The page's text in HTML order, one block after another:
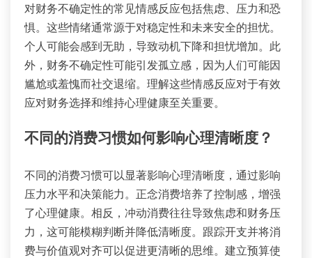
对财务不确定性的常见情感反应包括焦虑、压力和恐
惧。这些情绪通常源于对稳定性和未来安全的担忧。
个人可能会感到无助，导致动机下降和担忧增加。此
外，财务不确定性可能引发孤立感，因为人们可能因
尴尬或羞愧而社交退缩。理解这些情感反应对于有效
应对财务选择和维持心理健康至关重要。
不同的消费习惯如何影响心理清晰度？
不同的消费习惯可以显著影响心理清晰度，通过影响
压力水平和决策能力。正念消费培养了控制感，增强
了心理健康。相反，冲动消费往往导致焦虑和财务压
力，这可能模糊判断并降低清晰度。跟踪开支并将消
费与价值观对齐可以促进更清晰的思维。建立预算使